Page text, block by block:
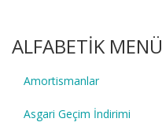
ALFABETİK MENÜ
Amortismanlar
Asgari Geçim İndirimi